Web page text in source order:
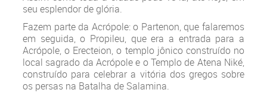
seu esplendor de glória.
Fazem parte da Acrópole: o Partenon, que falaremos
em seguida, o Propileu, que era a entrada para a
Acrópole, o Erecteion, o templo jônico construído no
local sagrado da Acrópole e o Templo de Atena Niké,
construído para celebrar a vitória dos gregos sobre
os persas na Batalha de Salamina.